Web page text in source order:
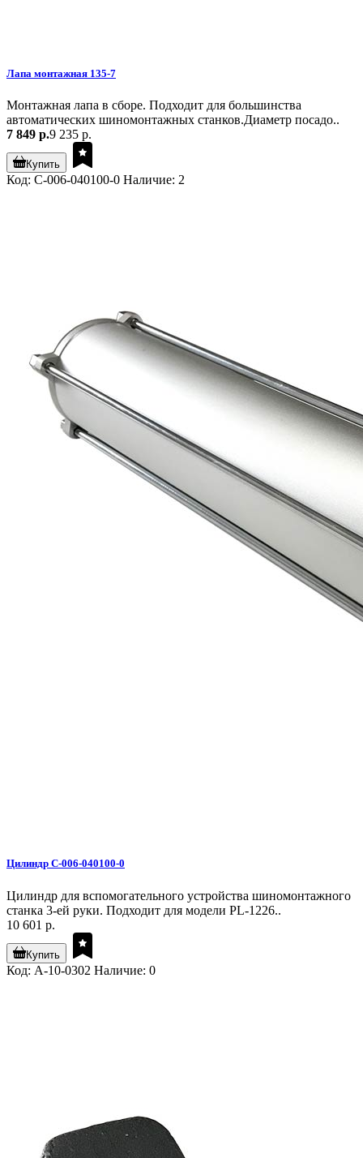
Лапа монтажная 135-7
Монтажная лапа в сборе. Подходит для большинства
автоматических шиномонтажных станков.Диаметр посадо..
7 849 р.9 235 р.
Купить
Код: C-006-040100-0 Наличие: 2
Цилиндр C-006-040100-0
Цилиндр для вспомогательного устройства шиномонтажного
станка 3-ей руки. Подходит для модели PL-1226..
10 601 р.
Купить
Код: A-10-0302 Наличие: 0